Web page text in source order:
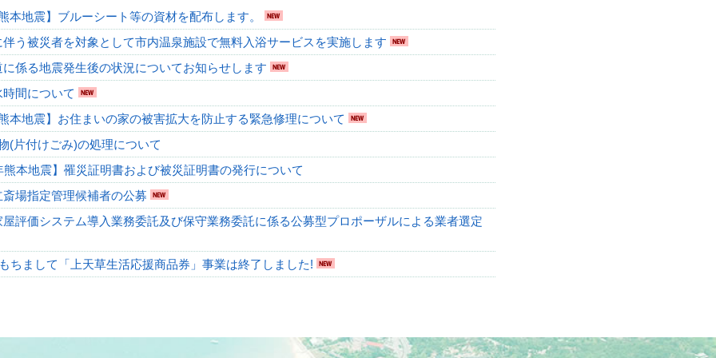
本地震】ブルーシート等の資材を配布します。
う被災者を対象として市内温泉施設で無料入浴サービスを実施します
係る地震発生後の状況についてお知らせします
間について
本地震】お住まいの家の被害拡大を防止する緊急修理について
(片付けごみ)の処理について
熊本地震】罹災証明書および被災証明書の発行について
場指定管理候補者の公募
評価システム導入業務委託及び保守業務委託に係る公募型プロポーザルによる業者選定
ちまして「上天草生活応援商品券」事業は終了しました!